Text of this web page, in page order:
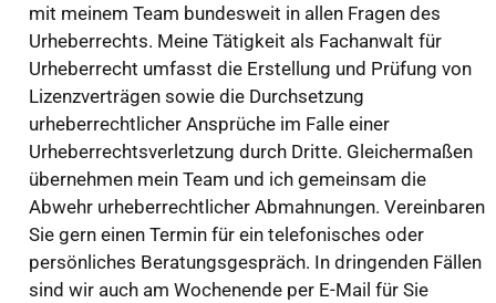
mit meinem Team bundesweit in allen Fragen des
Urheberrechts. Meine Tätigkeit als Fachanwalt für
Urheberrecht umfasst die Erstellung und Prüfung von
Lizenzverträgen sowie die Durchsetzung
urheberrechtlicher Ansprüche im Falle einer
Urheberrechtsverletzung durch Dritte. Gleichermaßen
übernehmen mein Team und ich gemeinsam die
Abwehr urheberrechtlicher Abmahnungen. Vereinbaren
Sie gern einen Termin für ein telefonisches oder
persönliches Beratungsgespräch. In dringenden Fällen
sind wir auch am Wochenende per E-Mail für Sie